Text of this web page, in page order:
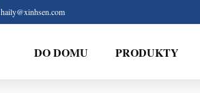
haily@xinhsen.com
DO DOMU PRODUKTY